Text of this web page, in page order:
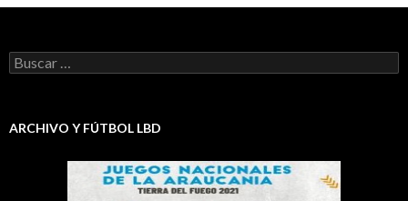
Buscar:
ARCHIVO Y FÚTBOL LBD